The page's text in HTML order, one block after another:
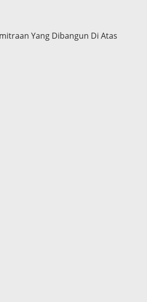
Yang Dibangun Di Atas